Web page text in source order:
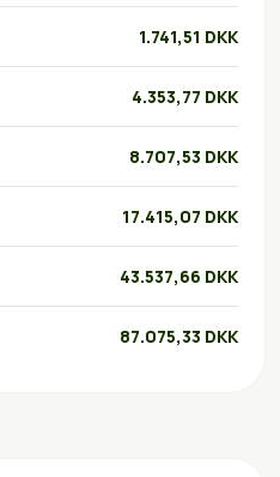
1.741,51 DKK
4.353,77 DKK
8.707,53 DKK
17.415,07 DKK
43.537,66 DKK
87.075,33 DKK